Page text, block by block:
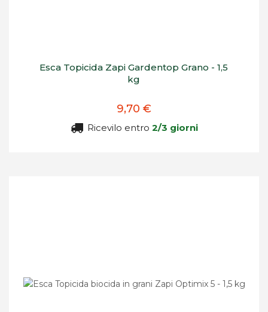
Esca Topicida Zapi Gardentop Grano - 1,5
kg
9,70 €
Ricevilo entro 2/3 giorni